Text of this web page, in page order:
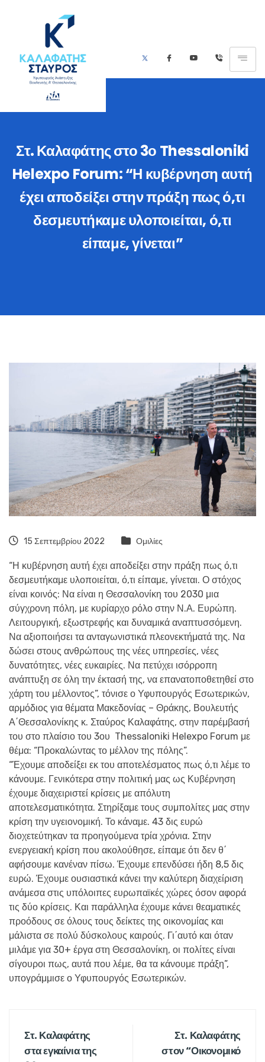
Στ. Καλαφάτης στο 3ο Thessaloniki
Helexpo Forum: “Η κυβέρνηση αυτή
έχει αποδείξει στην πράξη πως ό,τι
δεσμευτήκαμε υλοποιείται, ό,τι
είπαμε, γίνεται”
15 Σεπτεμβρίου 2022 Ομιλίες
“Η κυβέρνηση αυτή έχει αποδείξει στην πράξη πως ό,τι
δεσμευτήκαμε υλοποιείται, ό,τι είπαμε, γίνεται. Ο στόχος
είναι κοινός: Να είναι η Θεσσαλονίκη του 2030 μια
σύγχρονη πόλη, με κυρίαρχο ρόλο στην Ν.Α. Ευρώπη.
Λειτουργική, εξωστρεφής και δυναμικά αναπτυσσόμενη.
Να αξιοποιήσει τα ανταγωνιστικά πλεονεκτήματά της. Να
δώσει στους ανθρώπους της νέες υπηρεσίες, νέες
δυνατότητες, νέες ευκαιρίες. Να πετύχει ισόρροπη
ανάπτυξη σε όλη την έκτασή της, να επανατοποθετηθεί στο
χάρτη του μέλλοντος”, τόνισε ο Υφυπουργός Εσωτερικών,
αρμόδιος για θέματα Μακεδονίας – Θράκης, Βουλευτής
Α΄Θεσσαλονίκης κ. Σταύρος Καλαφάτης, στην παρέμβασή
του στο πλαίσιο του 3ου Thessaloniki Helexpo Forum με
θέμα: “Προκαλώντας το μέλλον της πόλης”.
“Έχουμε αποδείξει εκ του αποτελέσματος πως ό,τι λέμε το
κάνουμε. Γενικότερα στην πολιτική μας ως Κυβέρνηση
έχουμε διαχειριστεί κρίσεις με απόλυτη
αποτελεσματικότητα. Στηρίξαμε τους συμπολίτες μας στην
κρίση την υγειονομική. Το κάναμε. 43 δις ευρώ
διοχετεύτηκαν τα προηγούμενα τρία χρόνια. Στην
ενεργειακή κρίση που ακολούθησε, είπαμε ότι δεν θ΄
αφήσουμε κανέναν πίσω. Έχουμε επενδύσει ήδη 8,5 δις
ευρώ. Έχουμε ουσιαστικά κάνει την καλύτερη διαχείριση
ανάμεσα στις υπόλοιπες ευρωπαϊκές χώρες όσον αφορά
τις δύο κρίσεις. Και παράλληλα έχουμε κάνει θεαματικές
προόδους σε όλους τους δείκτες της οικονομίας και
μάλιστα σε πολύ δύσκολους καιρούς. Γι΄αυτό και όταν
μιλάμε για 30+ έργα στη Θεσσαλονίκη, οι πολίτες είναι
σίγουροι πως, αυτά που λέμε, θα τα κάνουμε πράξη”,
υπογράμμισε ο Υφυπουργός Εσωτερικών.
Στ. Καλαφάτης
στα εγκαίνια της
Στ. Καλαφάτης
στον “Οικονομικό